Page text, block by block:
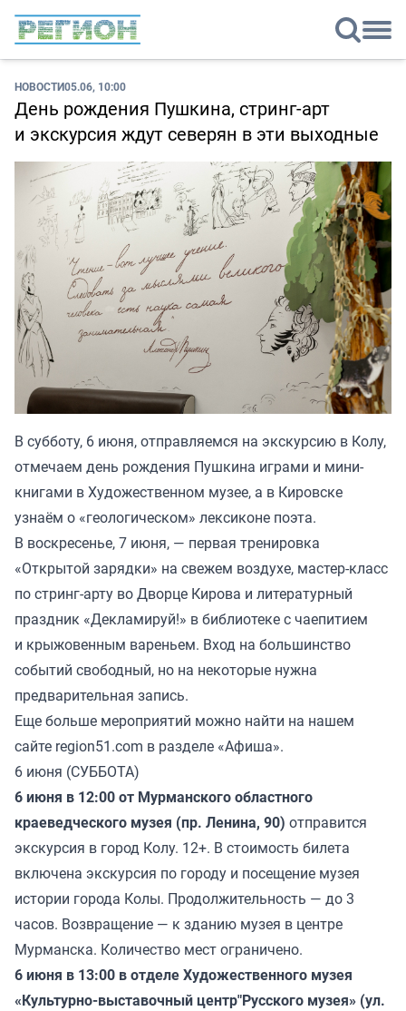
НОВОСТИ05.06, 10:00
День рождения Пушкина, стринг-арт
и экскурсия ждут северян в эти выходные
В субботу, 6 июня, отправляемся на экскурсию в Колу,
отмечаем день рождения Пушкина играми и мини-
книгами в Художественном музее, а в Кировске
узнаём о «геологическом» лексиконе поэта.
В воскресенье, 7 июня, — первая тренировка
«Открытой зарядки» на свежем воздухе, мастер-класс
по стринг-арту во Дворце Кирова и литературный
праздник «Декламируй!» в библиотеке с чаепитием
и крыжовенным вареньем. Вход на большинство
событий свободный, но на некоторые нужна
предварительная запись.
Еще больше мероприятий можно найти на нашем
сайте region51.com в разделе «Афиша».
6 июня (СУББОТА)
6 июня в 12:00 от Мурманского областного
краеведческого музея (пр. Ленина, 90) отправится
экскурсия в город Колу. 12+. В стоимость билета
включена экскурсия по городу и посещение музея
истории города Колы. Продолжительность — до 3
часов. Возвращение — к зданию музея в центре
Мурманска. Количество мест ограничено.
6 июня в 13:00 в отделе Художественного музея
«Культурно-выставочный центр"Русского музея» (ул.